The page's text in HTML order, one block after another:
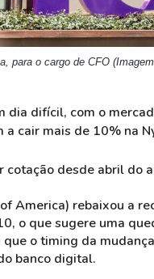
para o cargo de CFO
dia difícil, com o
a cair mais de 10% na
cotação desde abril do
America) rebaixou a
o que sugere uma
o timing da
banco digital.